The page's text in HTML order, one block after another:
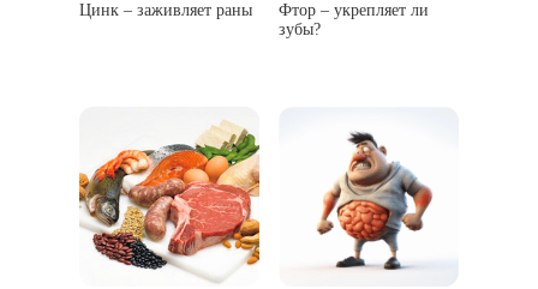
Цинк – заживляет раны
Фтор – укрепляет ли
зубы?